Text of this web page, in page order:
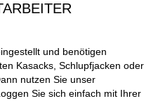
und benötigen
Kasacks, Schlupfjacken oder
nutzen Sie unser
Sie sich einfach mit Ihrer